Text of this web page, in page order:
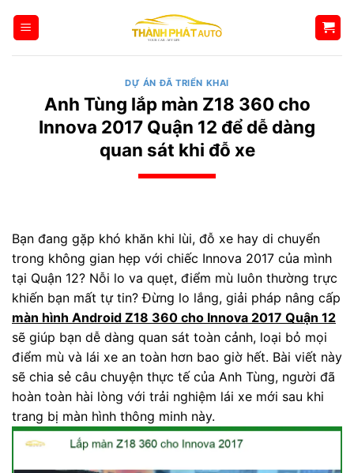
qua
DỰ ÁN ĐÃ TRIỂN KHAI
Anh Tùng lắp màn Z18 360 cho
Innova 2017 Quận 12 để dễ dàng
quan sát khi đỗ xe
Bạn đang gặp khó khăn khi lùi, đỗ xe hay di chuyển
trong không gian hẹp với chiếc Innova 2017 của mình
tại Quận 12? Nỗi lo va quẹt, điểm mù luôn thường trực
khiến bạn mất tự tin? Đừng lo lắng, giải pháp nâng cấp
màn hình Android Z18 360 cho Innova 2017 Quận 12
sẽ giúp bạn dễ dàng quan sát toàn cảnh, loại bỏ mọi
điểm mù và lái xe an toàn hơn bao giờ hết. Bài viết này
sẽ chia sẻ câu chuyện thực tế của Anh Tùng, người đã
hoàn toàn hài lòng với trải nghiệm lái xe mới sau khi
trang bị màn hình thông minh này.